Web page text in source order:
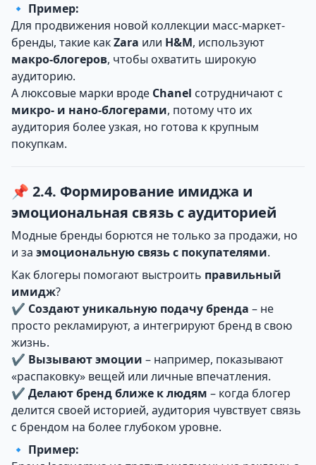
🔹 Пример:
Для продвижения новой коллекции масс-маркет-
бренды, такие какZara или H&M, используют
макро-блогеров, чтобы охватить широкую
аудиторию.
А люксовые марки вроде Chanel сотрудничают с
микро- и нано-блогерами, потому что их
аудитория более узкая, но готова к крупным
покупкам.
📌 2.4. Формирование имиджа и
эмоциональная связь с аудиторией
Модные бренды борются не только за продажи, но
и за эмоциональную связь с покупателями.
Как блогеры помогают выстроить правильный
имидж?
✔ Создают уникальную подачу бренда – не
просто рекламируют, а интегрируют бренд в свою
жизнь.
✔ Вызывают эмоции – например, показывают
«распаковку» вещей или личные впечатления.
✔ Делают бренд ближе к людям – когда блогер
делится своей историей, аудитория чувствует связь
с брендом на более глубоком уровне.
🔹 Пример: